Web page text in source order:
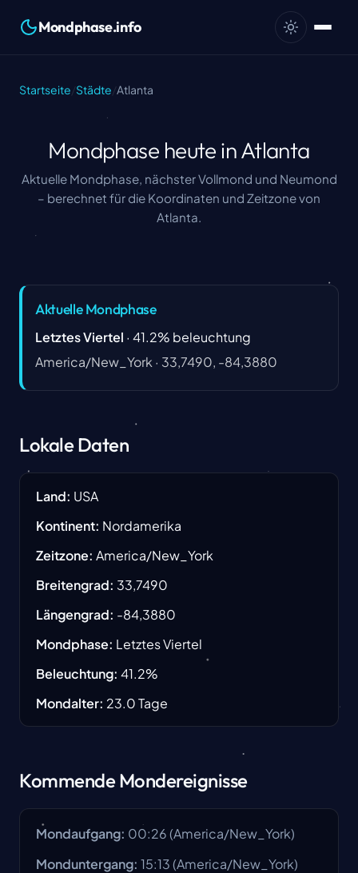
Mondphase.info
Startseite Städte Atlanta
Mondphase heute in Atlanta
Aktuelle Mondphase, nächster Vollmond und Neumond
– berechnet für die Koordinaten und Zeitzone von
Atlanta.
Aktuelle Mondphase
Letztes Viertel · 41.2% beleuchtung
America/New_York· 33,7490, -84,3880
Lokale Daten
Land: USA
Kontinent: Nordamerika
Zeitzone: America/New_York
Breitengrad: 33,7490
Längengrad: -84,3880
Mondphase: Letztes Viertel
Beleuchtung: 41.2%
Mondalter: 23.0Tage
Kommende Mondereignisse
Mondaufgang: 00:26(America/New_York)
Monduntergang: 15:13(America/New_York)